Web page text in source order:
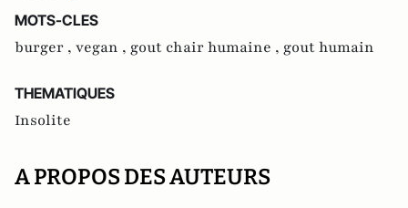
MOTS-CLES
burger , vegan , gout chair humaine , gout humain
THEMATIQUES
Insolite
A PROPOS DES AUTEURS